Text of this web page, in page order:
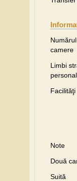
camere
Limbi
personal
Facilităţi
Note
Două
Suită